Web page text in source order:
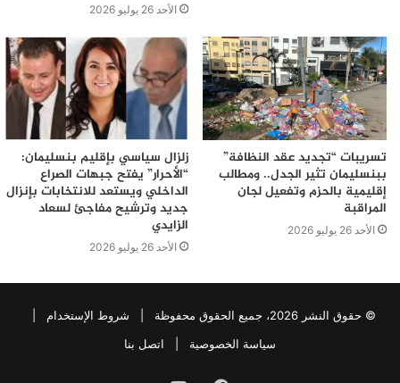
الأحد 26 يوليو 2026
تسريبات “تجديد عقد النظافة”
ببنسليمان تثير الجدل.. ومطالب
إقليمية بالحزم وتفعيل لجان
المراقبة
الأحد 26 يوليو 2026
زلزال سياسي بإقليم بنسليمان:
“الأحرار” يفتح جبهات الصراع
الداخلي ويستعد للانتخابات بإنزال
جديد وترشيح مفاجئ لسعاد
الزايدي
الأحد 26 يوليو 2026
© حقوق النشر 2026، جميع الحقوق محفوظة | شروط الإستخدام
سياسة الخصوصية
اتصل بنا